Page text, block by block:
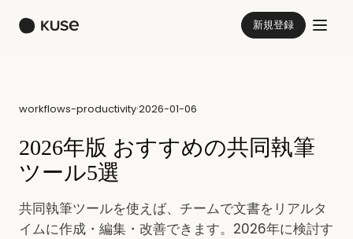
新規登録
workflows-productivity·2026-01-06
2026年版 おすすめの共同執筆
ツール5選
共同執筆ツールを使えば、チームで文書をリアルタ
イムに作成・編集・改善できます。2026年に検討す